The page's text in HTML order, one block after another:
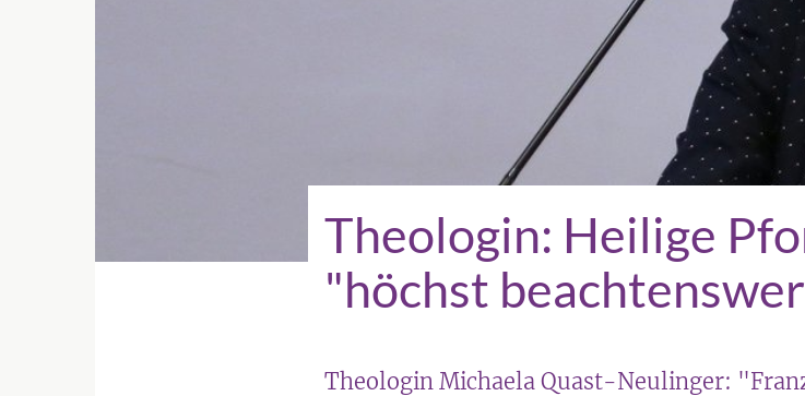
Theologin: Heilige
"höchst
Theologin Michaela Quast-Neulinger: